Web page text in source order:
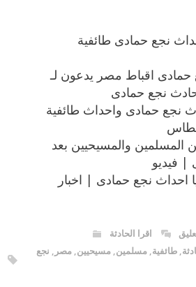
نجع حمادى طائفية
اقباط مصر يدعون لـ
نجع حمادى
نجع حمادى واحداث طائفية
المسلمين والمسيحيين بعد
| فيديو
احداث نجع حمادى | اخبار
اقرا الحادثة
,طائفية,مسلمين,مسيحيين,مصر , نجع